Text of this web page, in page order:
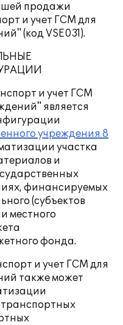
продажи
и учет ГСМ для
(код VSE031).
и учет ГСМ
является
учреждения 8
участка
и
финансируемых
(субъектов
местного
фонда.
и учет ГСМ для
также может